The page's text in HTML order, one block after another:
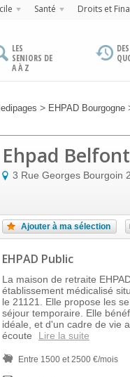
Santé Droits et
LES
SENIORS DE
A À Z
> EHPAD Bourgogne
Ehpad
3 Rue Georges Bourgoin
Ajouter à ma sélection
EHPAD Public
La maison de retraite
établissement médicalisé
le 21121. Elle propose les
séjour temporaire. Elle
idéale, et d'un cadre de vie
écoute
Lire la suite
Entre 1500 et 2500 €/mois